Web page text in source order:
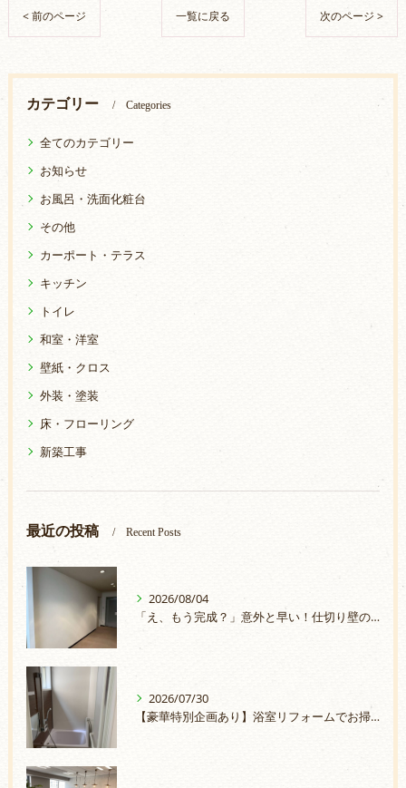
< 前のページ 一覧に戻る 次のページ >
カテゴリー Categories
全てのカテゴリー
お知らせ
お風呂・洗面化粧台
その他
カーポート・テラス
キッチン
トイレ
和室・洋室
壁紙・クロス
外装・塗装
床・フローリング
新築工事
最近の投稿 Recent Posts
2026/08/04
「え、もう完成？」意外と早い！仕切り壁の取付
2026/07/30
【豪華特別企画あり】浴室リフォームでお掃除ラクラク＆安心のお風呂へ